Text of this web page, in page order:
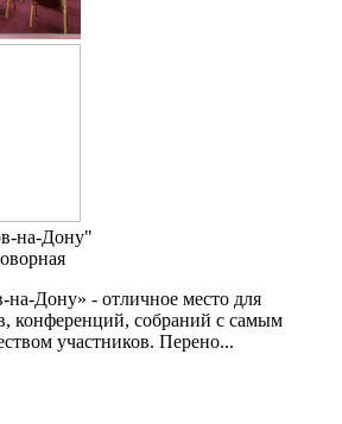
на-Дону"
на-Дону» - отличное место для
конференций, собраний с самым
участников. Перено...